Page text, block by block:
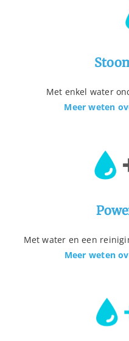
Met enkel water
Meer weten
Met water en een
Meer weten